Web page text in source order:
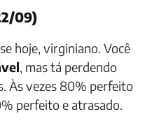
09)
hoje, virginiano. Você
, mas tá perdendo
Às vezes 80% perfeito
perfeito e atrasado.